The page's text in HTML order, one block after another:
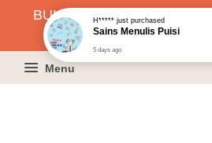
BUKU HARGA RAHMAH
KLIK SINI UNTUK
Menu
H*****just purchased
Sains Menulis Puisi
5 days ago